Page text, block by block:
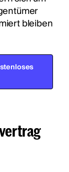
bleiben